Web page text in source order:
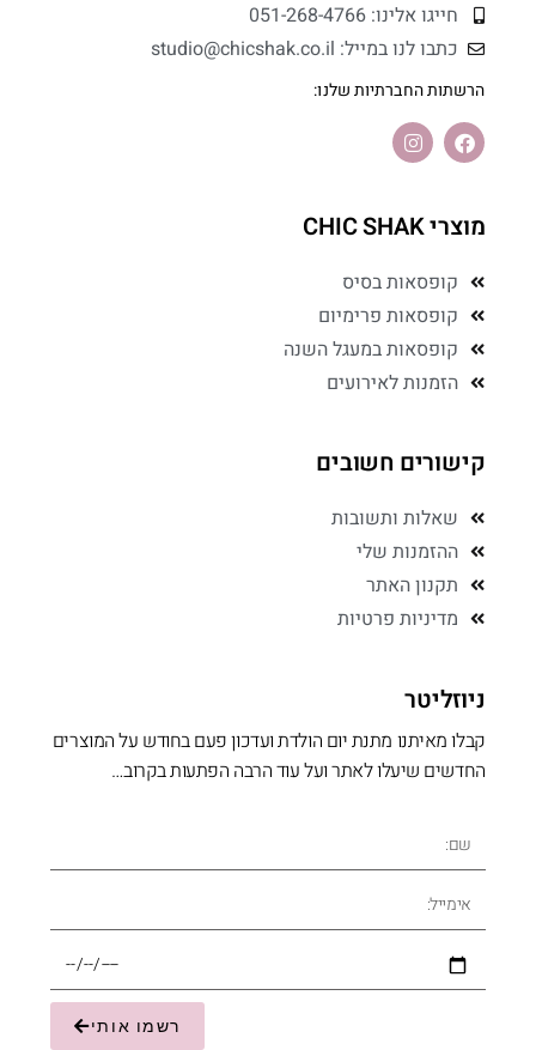
חייגו אלינו: 051-268-4766
כתבו לנו במייל: studio@chicshak.co.il
הרשתות החברתיות שלנו:
מוצרי CHIC SHAK
קופסאות בסיס
קופסאות פרימיום
קופסאות במעגל השנה
הזמנות לאירועים
קישורים חשובים
שאלות ותשובות
ההזמנות שלי
תקנון האתר
מדיניות פרטיות
ניוזליטר
קבלו מאיתנו מתנת יום הולדת ועדכון פעם בחודש על המוצרים
החדשים שיעלו לאתר ועל עוד הרבה הפתעות בקרוב…
רשמו אותי